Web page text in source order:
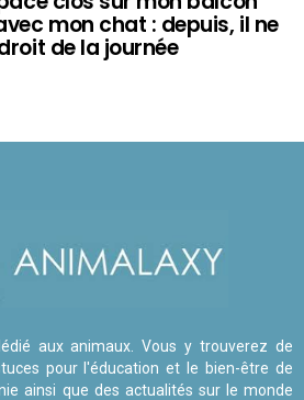
mon chat : depuis, il ne
de la journée
aux animaux. Vous y trouverez de
pour l'éducation et le bien-être de
ainsi que des actualités sur le monde